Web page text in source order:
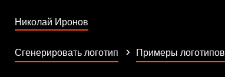
Николай Иронов
Сгенерировать логотип Примеры логотипов